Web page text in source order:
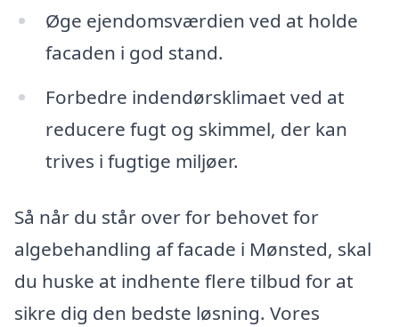
Øge ejendomsværdien ved at holde
facaden i god stand.
Forbedre indendørsklimaet ved at
reducere fugt og skimmel, der kan
trives i fugtige miljøer.
Så når du står over for behovet for
algebehandling af facade i Mønsted, skal
du huske at indhente flere tilbud for at
sikre dig den bedste løsning. Vores